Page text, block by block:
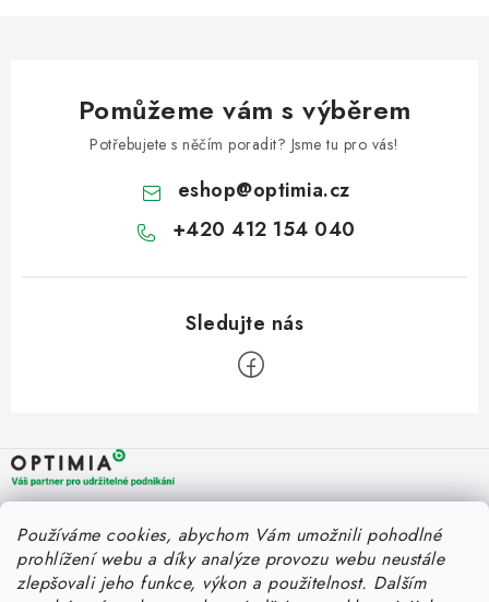
Používáme cookies, abychom Vám umožnili pohodlné
prohlížení webu a díky analýze provozu webu neustále
zlepšovali jeho funkce, výkon a použitelnost. Dalším
Pomůžeme vám s výběrem
Potřebujete s něčím poradit? Jsme tu pro vás!
eshop@optimia.cz
+420 412 154 040
á
p
a
OPTIMIA BPO s.r.o.
Holýšovská 2923/4
150 00 Praha 5
Česká republika
Rychlý kontakt
eshop@optimia.cz
Informace pro vás